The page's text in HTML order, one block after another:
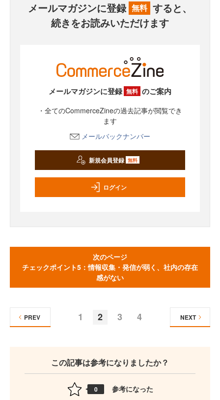
メールマガジンに登録 無料 すると、
続きをお読みいただけます
メールマガジンに登録 無料 のご案内
・全てのCommerceZineの過去記事が閲覧でき
ます
メールバックナンバー
新規会員登録 無料
ログイン
次のページ
チェックポイント5：情報収集・発信が弱く、社内の存在
感がない
1 2 3 4
PREV NEXT
この記事は参考になりましたか？
0 参考になった